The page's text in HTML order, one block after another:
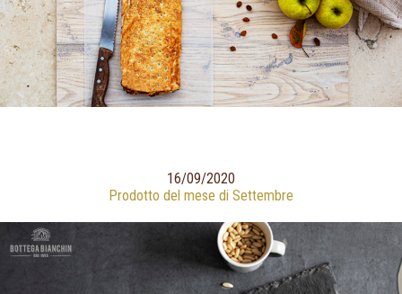
16/09/2020
Prodotto del mese di Settembre